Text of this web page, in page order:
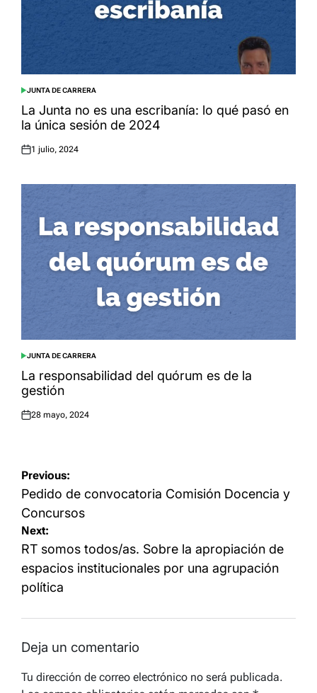
POSTED
IN
JUNTA DE CARRERA
La Junta no es una escribanía: lo qué pasó en
la única sesión de 2024
Posted
1 julio, 2024
POSTED
IN
JUNTA DE CARRERA
La responsabilidad del quórum es de la
gestión
Posted
28 mayo, 2024
Navegación
de
entradas
Previous:
Pedido de convocatoria Comisión Docencia y
Concursos
Next:
RT somos todos/as. Sobre la apropiación de
espacios institucionales por una agrupación
política
Deja un comentario
Tu dirección de correo electrónico no será publicada.